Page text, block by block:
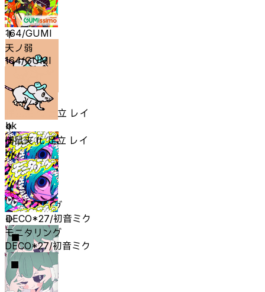
天ノ弱
164/GUMI
捕鼠夹 ft. 足立 レイ
bk
モニタリング
DECO*27/初音ミク
天ノ弱
164/GUMI
捕鼠夹 ft. 足立 レイ
bk
モニタリング
DECO*27/初音ミク